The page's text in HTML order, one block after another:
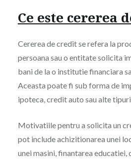
Ce este cererea
Cererea de credit se refera la
persoana sau o entitate solicita
bani de la o institutie financiara
Aceasta poate fi sub forma de
ipoteca, credit auto sau alte
Motivatiile pentru a solicita un
pot include achizitionarea unei
unei masini, finantarea educatiei,